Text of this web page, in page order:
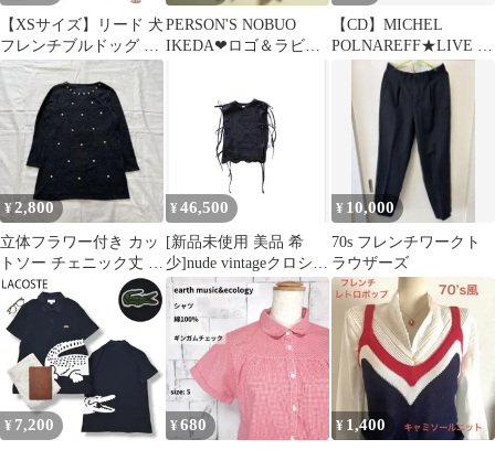
【XSサイズ】リード 犬
フレンチブルドッグ 長
さ調整可能 超小型犬 小
型犬 中型犬 大型犬 ワ
ンちゃん おしゃれ かわ
いい 柄 定番 丈夫 カラ
フル フレブル パグ ペ
ット用 軽量 お出かけ
お散歩 86-136cm スイ
カ柄
PERSON'S NOBUO
IKEDA❤ロゴ＆ラビッ
【CD】MICHEL
POLNAREFF★LIVE AT
THE ROXY
¥2,800
立体フラワー付き カッ
トソー チェニック丈 フ
ェミニン ガーリー レト
ロポップ
¥ 46,500
[新品未使用 美品 希
少]nude vintageクロシェ
編み ベスト
¥ 10,000
70s フレンチワークト
ラウザーズ
¥ 7,200 ¥680 ¥ 1,400